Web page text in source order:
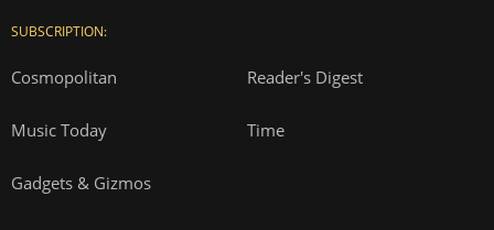
SUBSCRIPTION:
Cosmopolitan Reader's Digest
Music Today Time
Gadgets & Gizmos